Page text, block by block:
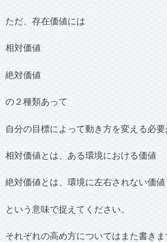
ただ、存在価値には
相対価値
絶対価値
の２種類あって
自分の目標によって動き方を変える必要
相対価値とは、ある環境における価値
絶対価値とは、環境に左右されない価値
という意味で捉えてください。
それぞれの高め方についてはまた書き